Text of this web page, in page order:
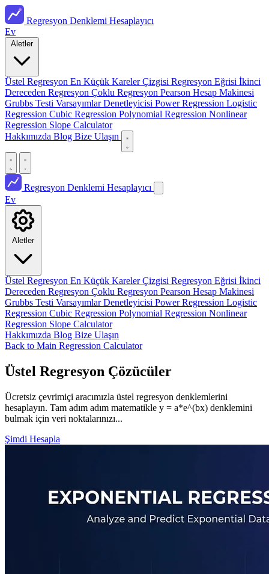
Regresyon Denklemi Hesaplayıcı
Ev
Aletler
Üstel Regresyon En Küçük Kareler Çizgisi Regresyon Eğrisi İkinci
Dereceden Regresyon Çoklu Regresyon Pearson Hesap Makinesi
Grubbs Testi Varsayımlar Denetleyicisi Power Regression Logistic
Regression Cubic Regression Polynomial Regression Nonlinear
Regression Slope Calculator
Hakkımızda Blog Bize Ulaşın
Regresyon Denklemi Hesaplayıcı
Ev
Aletler
Üstel Regresyon En Küçük Kareler Çizgisi Regresyon Eğrisi İkinci
Dereceden Regresyon Çoklu Regresyon Pearson Hesap Makinesi
Grubbs Testi Varsayımlar Denetleyicisi Power Regression Logistic
Regression Cubic Regression Polynomial Regression Nonlinear
Regression Slope Calculator
Hakkımızda Blog Bize Ulaşın
Back to Main Regression Calculator
Üstel Regresyon Çözücüler
Ücretsiz çevrimiçi aracımızla üstel regresyon denklemlerini
hesaplayın. Tam adım adım matematikle y = a*e^(bx) denklemini
bulmak için veri noktalarınızı...
Şimdi Hesapla